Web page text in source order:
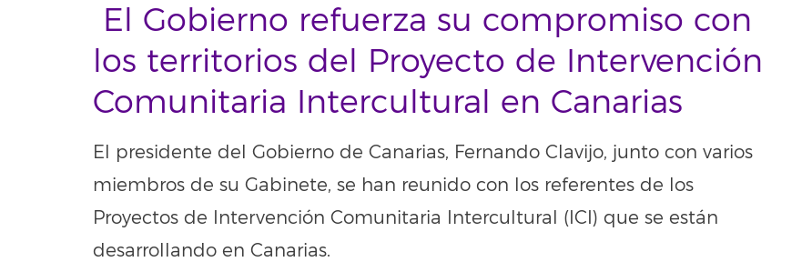
El Gobierno refuerza su compromiso con
los territorios del Proyecto de Intervención
Comunitaria Intercultural en Canarias
El presidente del Gobierno de Canarias, Fernando Clavijo, junto con varios
miembros de su Gabinete, se han reunido con los referentes de los
Proyectos de Intervención Comunitaria Intercultural (ICI) que se están
desarrollando en Canarias.